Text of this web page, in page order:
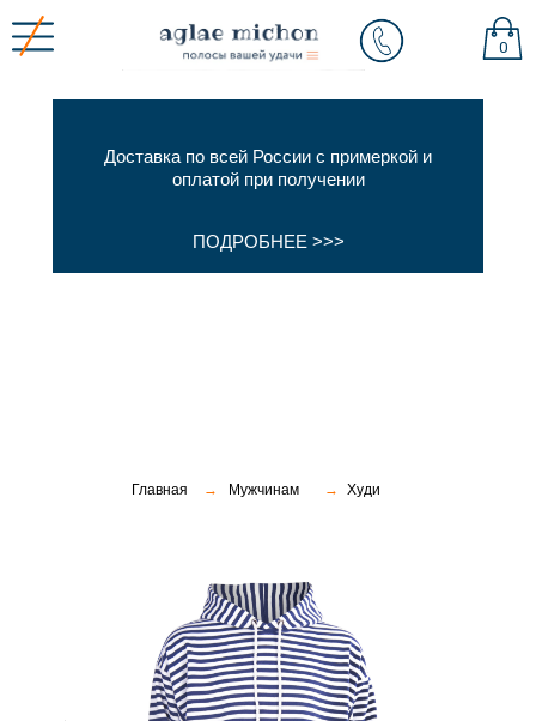
0
Доставка по всей России с примеркой и
оплатой при получении
ПОДРОБНЕЕ >>>
Главная Мужчинам
→ → Худи